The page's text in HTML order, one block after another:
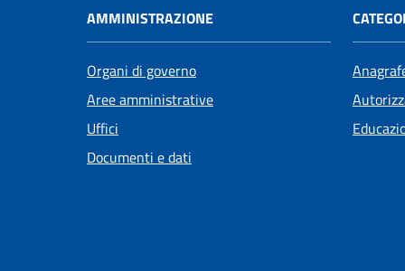
AMMINISTRAZIONE
Organi di governo
Aree amministrative
Uffici
Documenti e dati